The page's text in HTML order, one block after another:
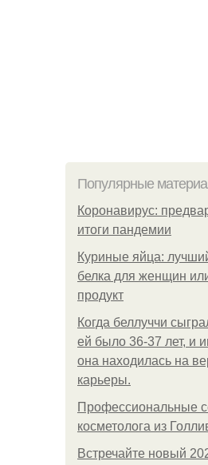
Популярные
Коронавирус:
итоги пандемии
Куриные яйца:
белка для женщин
продукт
Когда беллуччи
ей было 36-37 лет, и
она находилась на
карьеры.
Профессиональные
косметолога из
Встречайте новый